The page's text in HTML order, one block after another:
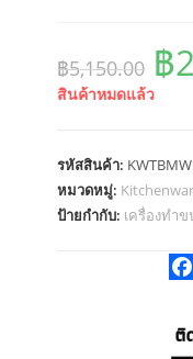
฿5,150.00
฿
฿
สินค้าหมดแล้ว
รหัสสินค้า:
หมวดหมู่:
ป้ายกำกับ: เครื่องทำ